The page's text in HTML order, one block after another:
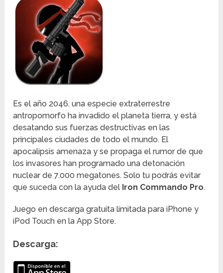
Es el año 2046. una especie extraterrestre
antropomorfo ha invadido el planeta tierra, y está
desatando sus fuerzas destructivas en las
principales ciudades de todo el mundo. El
apocalipsis amenaza y se propaga el rumor de que
los invasores han programado una detonación
nuclear de 7.000 megatones. Solo tu podrás evitar
que suceda con la ayuda del Iron Commando Pro.
Juego en descarga gratuita limitada para iPhone y
iPod Touch en la App Store.
Descarga: